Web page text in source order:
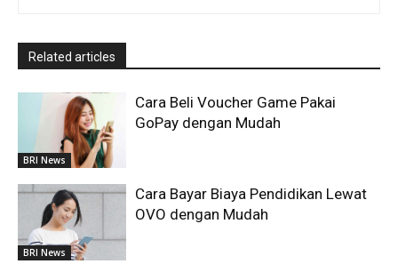
Related articles
BRI News
Cara Beli Voucher Game Pakai
GoPay dengan Mudah
BRI News
Cara Bayar Biaya Pendidikan Lewat
OVO dengan Mudah